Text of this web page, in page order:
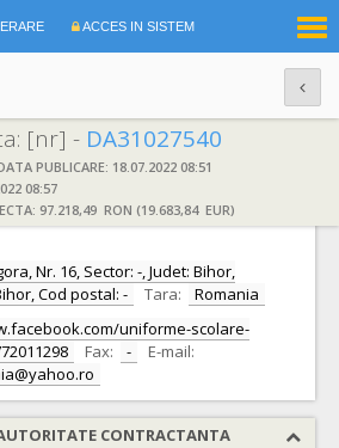
ACCES IN SISTEM
[nr] - DA31027540
PUBLICARE: 18.07.2022 08:51
08:57
97.218,49 RON (19.683,84 EUR)
ŞCOLARE ALINA BUDA S.R.L.
Nr. 16, Sector: -, Judet: Bihor,
Cod postal: -
Tara:
Romania
uniforme-scolare-
Fax: -
E-mail:
CONTRACTANTA